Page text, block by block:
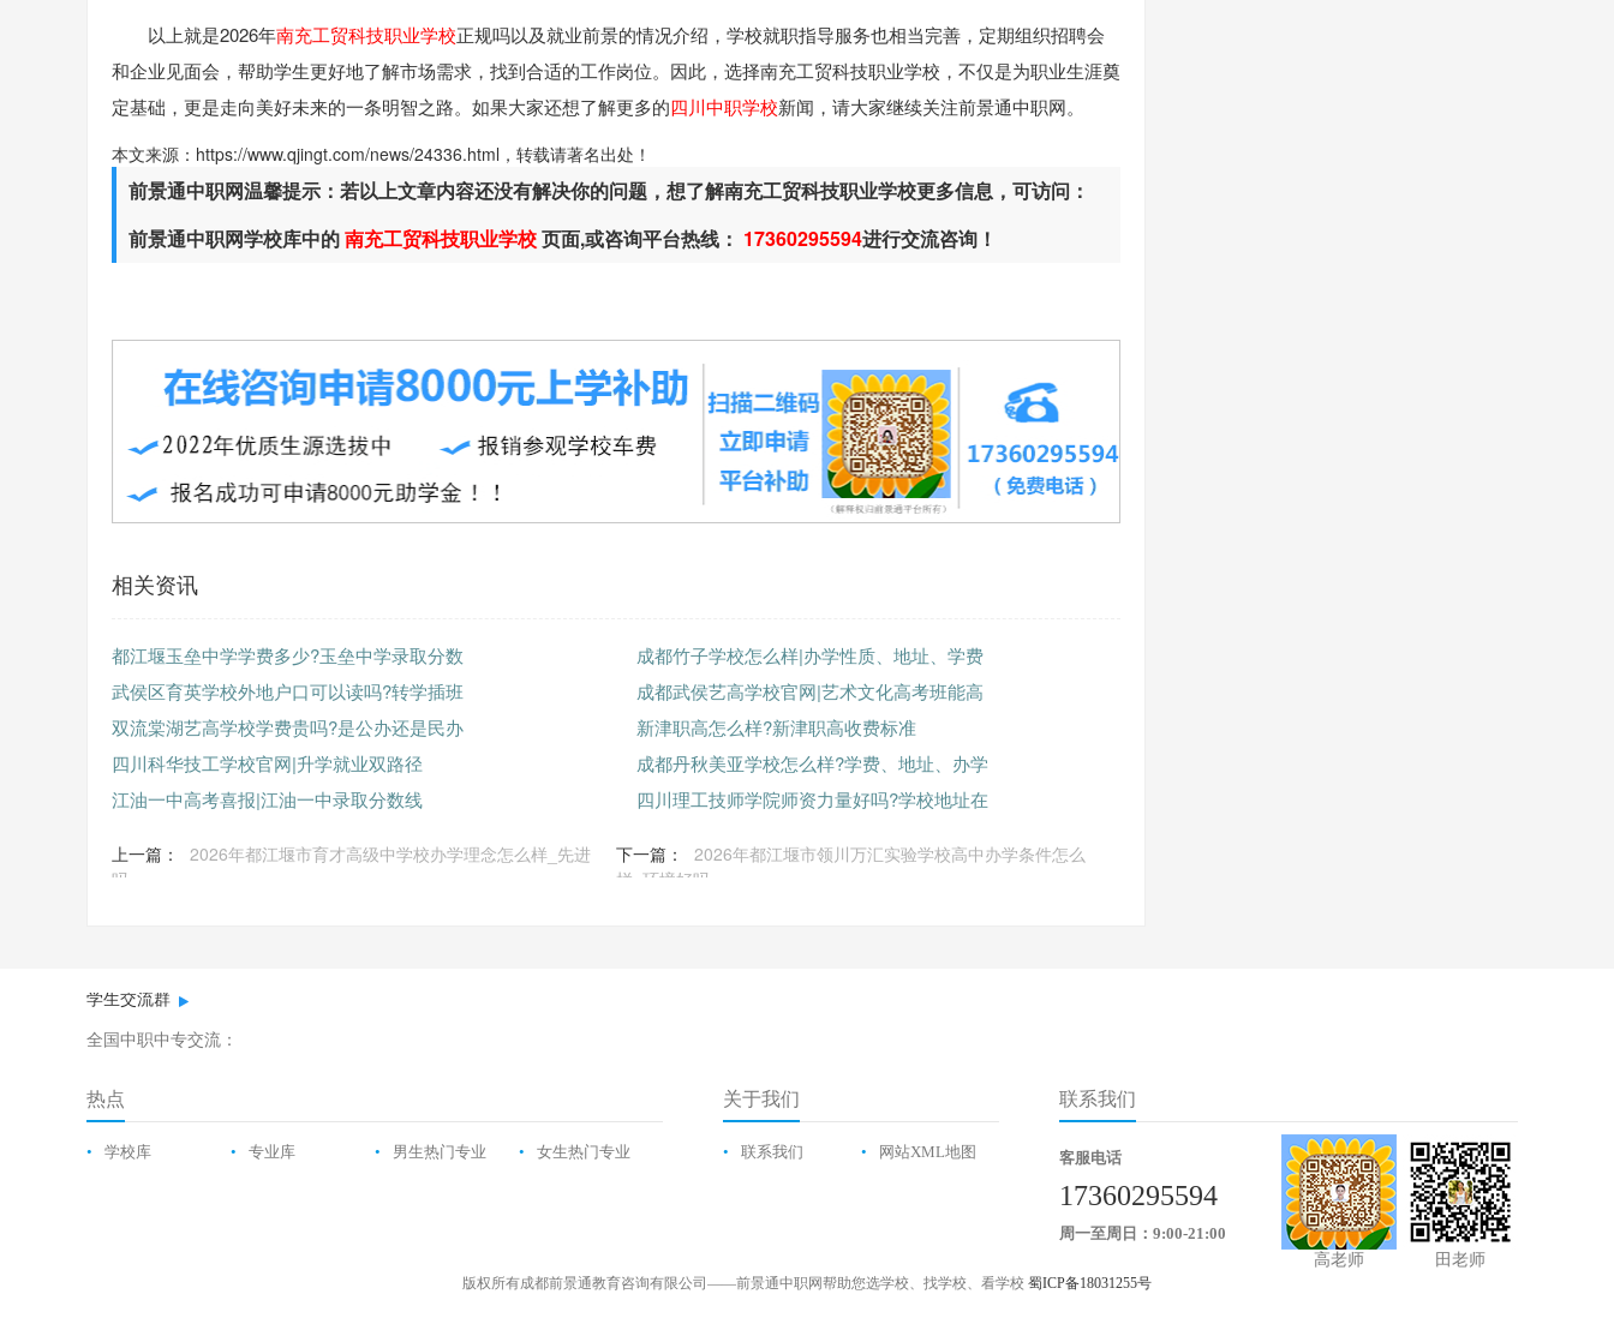
以上就是2026年南充工贸科技职业学校正规吗以及就业前景的情况介绍，学校就职指导服务也相当完善，定期组织招聘会
和企业见面会，帮助学生更好地了解市场需求，找到合适的工作岗位。因此，选择南充工贸科技职业学校，不仅是为职业生涯奠
定基础，更是走向美好未来的一条明智之路。如果大家还想了解更多的四川中职学校新闻，请大家继续关注前景通中职网。
本文来源：https://www.qjingt.com/news/24336.html，转载请著名出处！
前景通中职网温馨提示：若以上文章内容还没有解决你的问题，想了解南充工贸科技职业学校更多信息，可访问：
前景通中职网学校库中的南充工贸科技职业学校页面,或咨询平台热线： 17360295594进行交流咨询！
相关资讯
都江堰玉垒中学学费多少?玉垒中学录取分数
成都竹子学校怎么样|办学性质、地址、学费
武侯区育英学校外地户口可以读吗?转学插班
成都武侯艺高学校官网|艺术文化高考班能高
双流棠湖艺高学校学费贵吗?是公办还是民办
新津职高怎么样?新津职高收费标准
四川科华技工学校官网|升学就业双路径
成都丹秋美亚学校怎么样?学费、地址、办学
江油一中高考喜报|江油一中录取分数线
四川理工技师学院师资力量好吗?学校地址在
上一篇：
2026年都江堰市育才高级中学校办学理念怎么样_先进
吗
下一篇：
2026年都江堰市领川万汇实验学校高中办学条件怎么
样_环境好吗
学生交流群
全国中职中专交流：
热点
• 学校库 • 专业库 • 男生热门专业 • 女生热门专业
关于我们
• 联系我们 • 网站XML地图
联系我们
客服电话
17360295594
周一至周日：9:00-21:00
高老师
田老师
版权所有成都前景通教育咨询有限公司——前景通中职网帮助您选学校、找学校、看学校 蜀ICP备18031255号